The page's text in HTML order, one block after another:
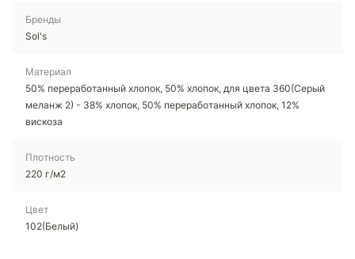
Бренды
Sol's
Материал
50% переработанный хлопок, 50% хлопок, для цвета 360(Серый
меланж 2) - 38% хлопок, 50% переработанный хлопок, 12%
вискоза
Плотность
220 г/м2
Цвет
102(Белый)